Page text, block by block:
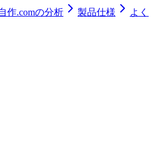
作.comの分析 製品仕様
よく